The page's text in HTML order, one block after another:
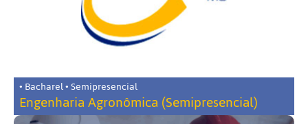
• Bacharel • Semipresencial
Engenharia Agronômica (Semipresencial)